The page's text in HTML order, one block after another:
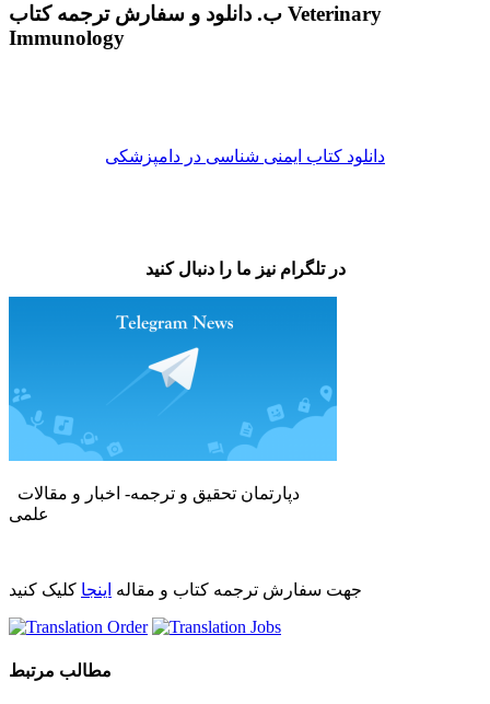
ب. دانلود و سفارش ترجمه کتاب Veterinary
Immunology
دانلود کتاب ایمنی شناسی در دامپزشکی
در تلگرام نیز ما را دنبال کنید
علمی
جهت سفارش ترجمه کتاب و مقاله اینجا کلیک کنید
مطالب مرتبط